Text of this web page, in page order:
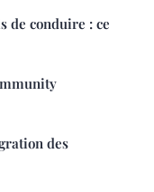
de conduire : ce
des